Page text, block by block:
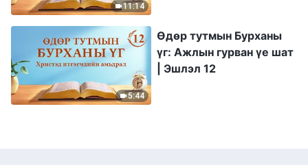
11:14
5:44
Өдөр тутмын Бурханы
үг: Ажлын гурван үе шат
| Эшлэл 12